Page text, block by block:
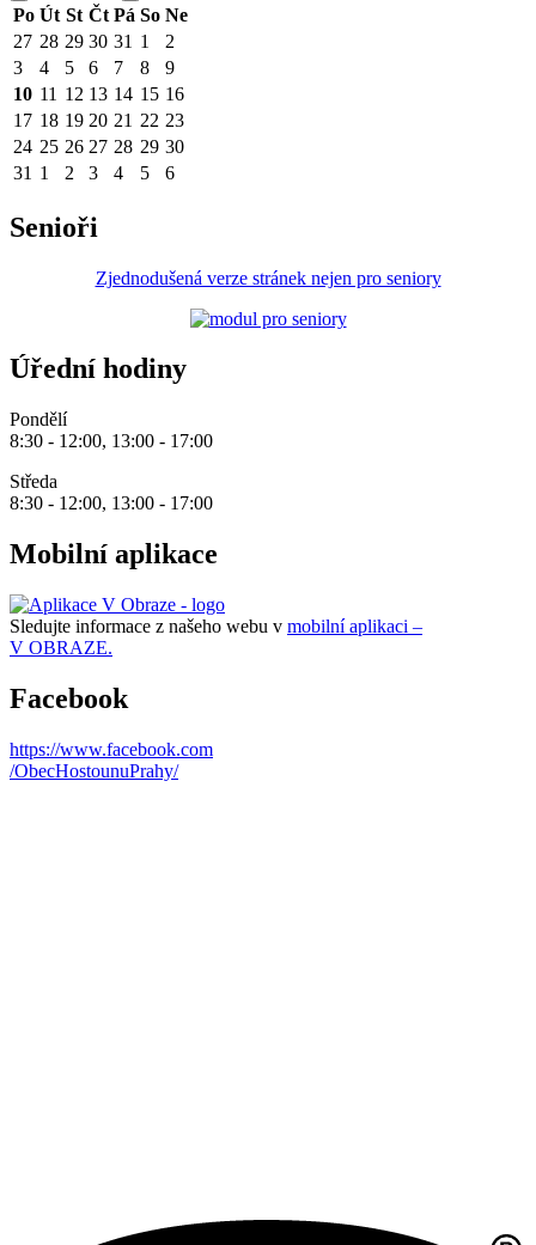
Po Út St Čt Pá So Ne
27 28 29 30 31 1
2
3
4 5 6 7 8
9
10 11 12 13 14 15 16
17 18 19 20 21 22 23
24 25 26 27 28 29 30
31 1 2 3 4 5 6
Senioři
Zjednodušená verze stránek nejen pro seniory
Úřední hodiny
Pondělí
8:30 - 12:00, 13:00 - 17:00
Středa
8:30 - 12:00, 13:00 - 17:00
Mobilní aplikace
Sledujte informace z našeho webu v mobilní aplikaci –
V OBRAZE.
Facebook
https://www.facebook.com
/ObecHostounuPrahy/